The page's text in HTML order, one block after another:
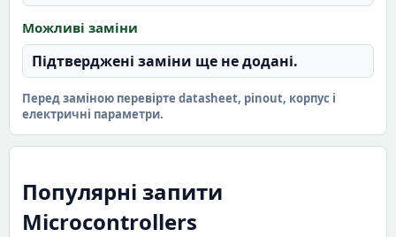
Можливі заміни
Підтверджені заміни ще не додані.
Перед заміною перевірте datasheet, pinout, корпус і
електричні параметри.
Популярні запити
Microcontrollers